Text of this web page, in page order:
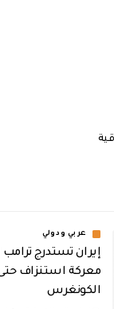
عربي ودولي
إيران تستدرج ترامب
معركة استنزاف حتى
الكونغرس